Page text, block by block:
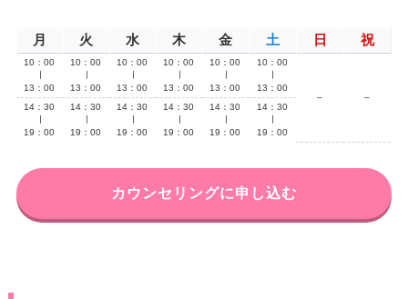
月 火 水 木 金 土 日 祝
10：00
13：00
10：00
13：00
10：00
13：00
10：00
13：00
10：00
13：00
10：00
13：00
–
–
14：30
19：00
14：30
19：00
14：30
19：00
14：30
19：00
14：30
19：00
14：30
19：00
カウンセリングに申し込む